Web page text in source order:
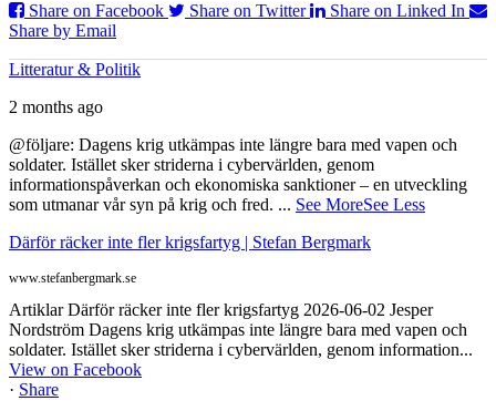
Share on Facebook
Share on Twitter
Share on Linked In
Share by Email
Litteratur & Politik
2 months ago
@följare: Dagens krig utkämpas inte längre bara med vapen och
soldater. Istället sker striderna i cybervärlden, genom
informationspåverkan och ekonomiska sanktioner – en utveckling
som utmanar vår syn på krig och fred. ... See MoreSee Less
Därför räcker inte fler krigsfartyg | Stefan Bergmark
www.stefanbergmark.se
Artiklar Därför räcker inte fler krigsfartyg 2026-06-02 Jesper
Nordström Dagens krig utkämpas inte längre bara med vapen och
soldater. Istället sker striderna i cybervärlden, genom information...
View on Facebook
· Share